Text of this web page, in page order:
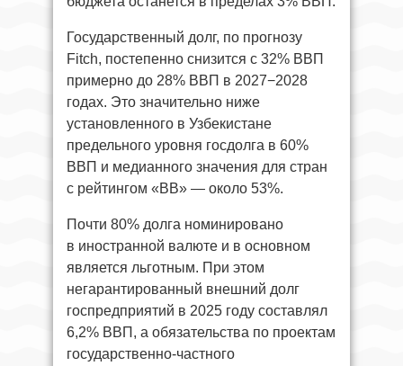
Государственный долг, по прогнозу
Fitch, постепенно снизится с 32% ВВП
примерно до 28% ВВП в 2027−2028
годах. Это значительно ниже
установленного в Узбекистане
предельного уровня госдолга в 60%
ВВП и медианного значения для стран
с рейтингом «BB» — около 53%.
Почти 80% долга номинировано
в иностранной валюте и в основном
является льготным. При этом
негарантированный внешний долг
госпредприятий в 2025 году составлял
6,2% ВВП, а обязательства по проектам
государственно-частного